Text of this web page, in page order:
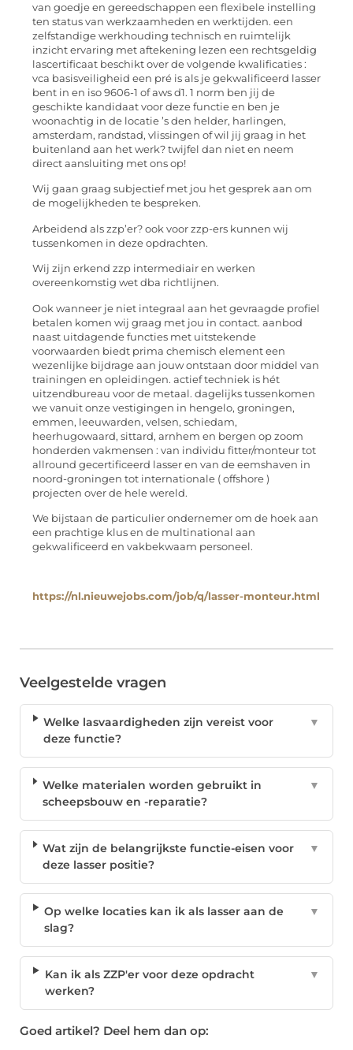
van goedje en gereedschappen een flexibele instelling
ten status van werkzaamheden en werktijden. een
zelfstandige werkhouding technisch en ruimtelijk
inzicht ervaring met aftekening lezen een rechtsgeldig
lascertificaat beschikt over de volgende kwalificaties :
vca basisveiligheid een pré is als je gekwalificeerd lasser
bent in en iso 9606-1 of aws d1. 1 norm ben jij de
geschikte kandidaat voor deze functie en ben je
woonachtig in de locatie ’s den helder, harlingen,
amsterdam, randstad, vlissingen of wil jij graag in het
buitenland aan het werk? twijfel dan niet en neem
direct aansluiting met ons op!
Wij gaan graag subjectief met jou het gesprek aan om
de mogelijkheden te bespreken.
Arbeidend als zzp’er? ook voor zzp-ers kunnen wij
tussenkomen in deze opdrachten.
Wij zijn erkend zzp intermediair en werken
overeenkomstig wet dba richtlijnen.
Ook wanneer je niet integraal aan het gevraagde profiel
betalen komen wij graag met jou in contact. aanbod
naast uitdagende functies met uitstekende
voorwaarden biedt prima chemisch element een
wezenlijke bijdrage aan jouw ontstaan door middel van
trainingen en opleidingen. actief techniek is hét
uitzendbureau voor de metaal. dagelijks tussenkomen
we vanuit onze vestigingen in hengelo, groningen,
emmen, leeuwarden, velsen, schiedam,
heerhugowaard, sittard, arnhem en bergen op zoom
honderden vakmensen : van individu fitter/monteur tot
allround gecertificeerd lasser en van de eemshaven in
noord-groningen tot internationale ( offshore )
projecten over de hele wereld.
We bijstaan de particulier ondernemer om de hoek aan
een prachtige klus en de multinational aan
gekwalificeerd en vakbekwaam personeel.
https://nl.nieuwejobs.com/job/q/lasser-monteur.html
Veelgestelde vragen
Welke lasvaardigheden zijn vereist voor
deze functie?
▼
Welke materialen worden gebruikt in
scheepsbouw en -reparatie?
▼
Wat zijn de belangrijkste functie-eisen voor
deze lasser positie?
▼
Op welke locaties kan ik als lasser aan de
slag?
▼
Kan ik als ZZP'er voor deze opdracht
werken?
▼
Goed artikel? Deel hem dan op: